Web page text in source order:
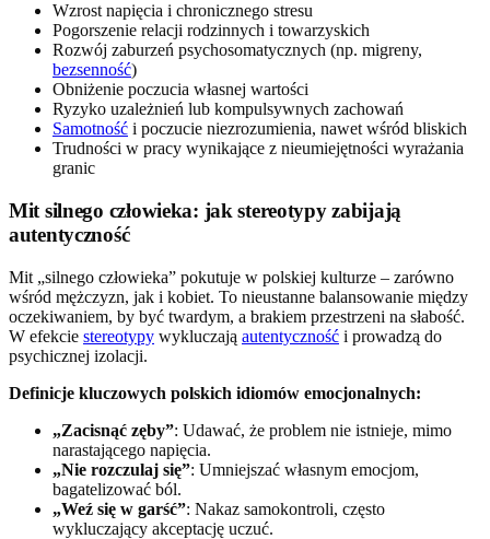
Wzrost napięcia i chronicznego stresu
Pogorszenie relacji rodzinnych i towarzyskich
Rozwój zaburzeń psychosomatycznych (np. migreny,
bezsenność)
Obniżenie poczucia własnej wartości
Ryzyko uzależnień lub kompulsywnych zachowań
Samotność i poczucie niezrozumienia, nawet wśród bliskich
Trudności w pracy wynikające z nieumiejętności wyrażania
granic
Mit silnego człowieka: jak stereotypy zabijają
autentyczność
Mit „silnego człowieka” pokutuje w polskiej kulturze – zarówno
wśród mężczyzn, jak i kobiet. To nieustanne balansowanie między
oczekiwaniem, by być twardym, a brakiem przestrzeni na słabość.
W efekcie stereotypy wykluczają autentyczność i prowadzą do
psychicznej izolacji.
Definicje kluczowych polskich idiomów emocjonalnych:
„Zacisnąć zęby”: Udawać, że problem nie istnieje, mimo
narastającego napięcia.
„Nie rozczulaj się”: Umniejszać własnym emocjom,
bagatelizować ból.
„Weź się w garść”: Nakaz samokontroli, często
wykluczający akceptację uczuć.